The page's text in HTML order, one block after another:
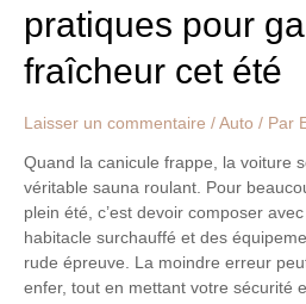
pratiques pour
fraîcheur cet été
Laisser un commentaire / Auto / Par
Quand la canicule frappe, la voiture
véritable sauna roulant. Pour
plein été, c’est devoir composer
habitacle surchauffé et des
rude épreuve. La moindre erreur
enfer, tout en mettant votre sécurité